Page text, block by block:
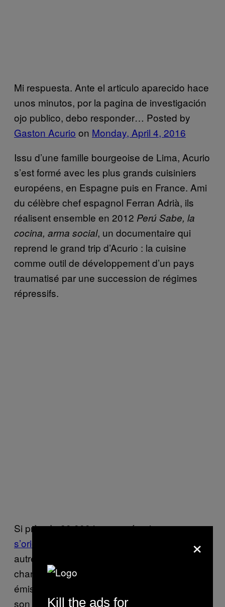
Mi respuesta. Ante el articulo aparecido hace
unos minutos, por la pagina de investigación
ojo publico, debo responder… Posted by
Gaston Acurio on Monday, April 4, 2016
Issu d’une famille bourgeoise de Lima, Acurio
s’est formé avec les plus grands cuisiniers
européens, en Espagne puis en France. Ami
du célèbre chef espagnol Ferran Adrià, ils
réalisent ensemble en 2012 Perú Sabe, la
cocina, arma social, un documentaire qui
reprend le grand trip d’Acurio : la cuisine
comme outil de développement d’un pays
traumatisé par une succession de régimes
répressifs.
Si près de 80 000 jeunes péruviens
s’orientent vers l’art de cuisiner
plutôt qu’un
autre taf, c’est grâce à Acurio, icône
charismatique qui se décline aussi en
émissions de télé et en livres, transformant
son nom en marque. C’est lui qui fonde en
×
Kill the ads for